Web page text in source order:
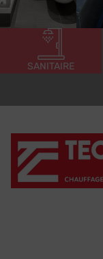
SANITAIRE